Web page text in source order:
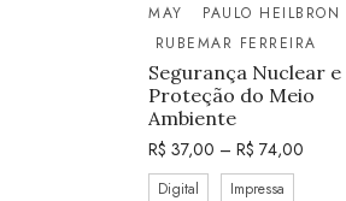
MAY
PAULO HEILBRON
RUBEMAR FERREIRA
Segurança Nuclear e
Proteção do Meio
Ambiente
R$ 37,00 – R$ 74,00
Digital Impressa